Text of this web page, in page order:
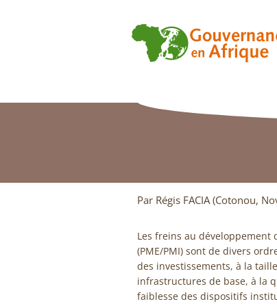
Par Régis FACIA (Cotonou,
Les freins au développement
(PME/PMI) sont de divers
des investissements, à la
infrastructures de base, à la
faiblesse des dispositifs